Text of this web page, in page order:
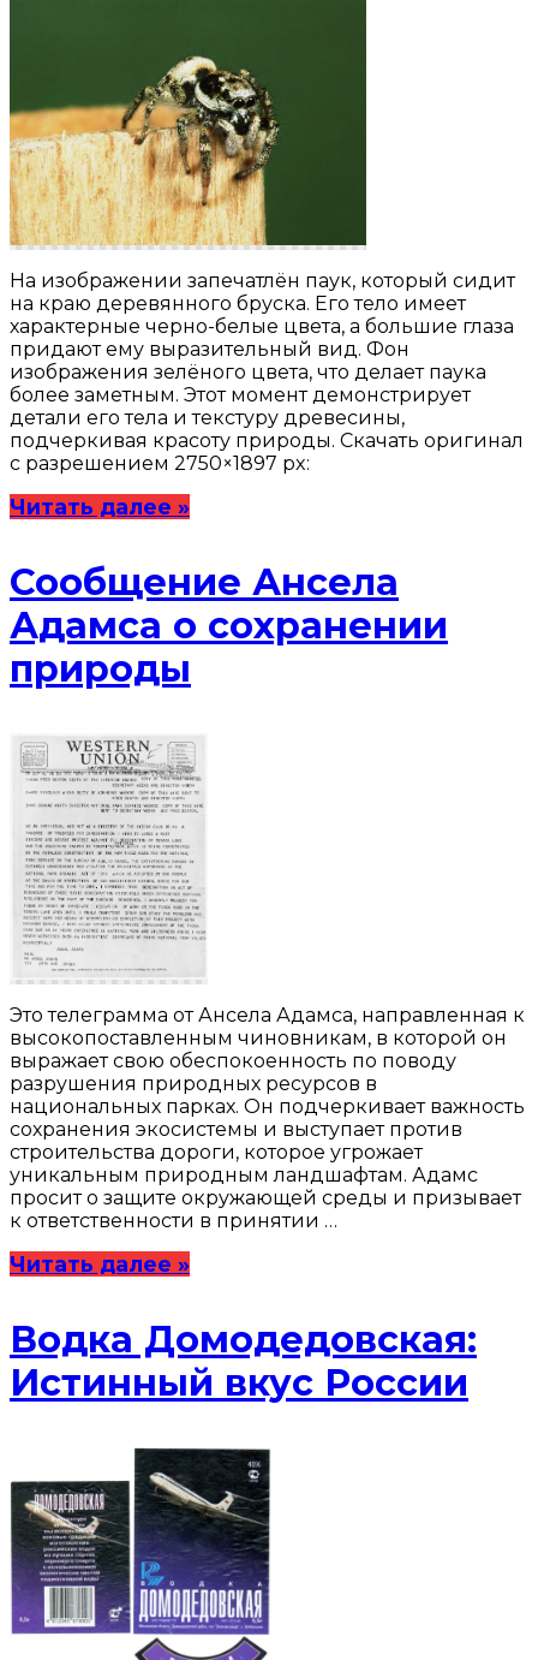
На изображении запечатлён паук, который сидит
на краю деревянного бруска. Его тело имеет
характерные черно-белые цвета, а большие глаза
придают ему выразительный вид. Фон
изображения зелёного цвета, что делает паука
более заметным. Этот момент демонстрирует
детали его тела и текстуру древесины,
подчеркивая красоту природы. Скачать оригинал
с разрешением 2750×1897 px:
Читать далее »
Сообщение Ансела
Адамса о сохранении
природы
Это телеграмма от Ансела Адамса, направленная к
высокопоставленным чиновникам, в которой он
выражает свою обеспокоенность по поводу
разрушения природных ресурсов в
национальных парках. Он подчеркивает важность
сохранения экосистемы и выступает против
строительства дороги, которое угрожает
уникальным природным ландшафтам. Адамс
просит о защите окружающей среды и призывает
к ответственности в принятии …
Читать далее »
Водка Домодедовская:
Истинный вкус России